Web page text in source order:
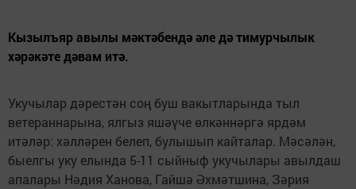
Кызылъяр авылы мәктәбендә әле дә тимурчылык
хәрәкәте дәвам итә.
Укучылар дәрестән соң буш вакытларында тыл
ветераннарына, ялгыз яшәүче өлкәннәргә ярдәм
итәләр: хәлләрен белеп, булышып кайталар. Мәсәлән,
быелгы уку елында 5-11 сыйныф укучылары авылдаш
апалары Нәдия Ханова, Гайшә Әхмәтшина, Зәрия